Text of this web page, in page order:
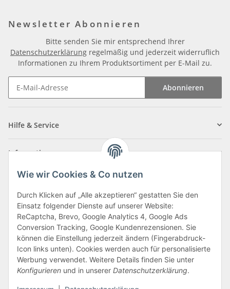
Wie wir Cookies & Co nutzen
Durch Klicken auf „Alle akzeptieren“ gestatten Sie den
Einsatz folgender Dienste auf unserer Website:
ReCaptcha, Brevo, Google Analytics 4, Google Ads
Conversion Tracking, Google Kundenrezensionen. Sie
können die Einstellung jederzeit ändern (Fingerabdruck-
Icon links unten). Cookies werden auch für personalisierte
Werbung verwendet. Weitere Details finden Sie unter
Konfigurieren und in unserer Datenschutzerklärung.
Newsletter Abonnieren
Bitte senden Sie mir entsprechend Ihrer
Datenschutzerklärung regelmäßig und jederzeit widerruflich
Informationen zu Ihrem Produktsortiment per E-Mail zu.
Abonnieren
Hilfe & Service
Informationen
Zahlungsarten
Vertrag widerrufen